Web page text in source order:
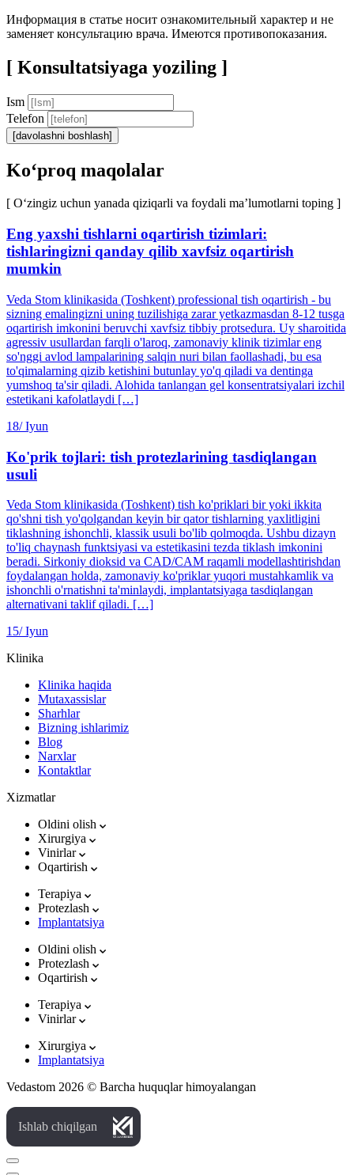
Информация в статье носит ознакомительный характер и не
заменяет консультацию врача. Имеются противопоказания.
[ Konsultatsiyaga yoziling ]
Ism
Telefon
[davolashni boshlash]
Ko‘proq maqolalar
[ O‘zingiz uchun yanada qiziqarli va foydali ma’lumotlarni toping ]
Eng yaxshi tishlarni oqartirish tizimlari:
tishlaringizni qanday qilib xavfsiz oqartirish
mumkin
Veda Stom klinikasida (Toshkent) professional tish oqartirish - bu
sizning emalingizni uning tuzilishiga zarar yetkazmasdan 8-12 tusga
oqartirish imkonini beruvchi xavfsiz tibbiy protsedura. Uy sharoitida
agressiv usullardan farqli o'laroq, zamonaviy klinik tizimlar eng
so'nggi avlod lampalarining salqin nuri bilan faollashadi, bu esa
to'qimalarning qizib ketishini butunlay yo'q qiladi va dentinga
yumshoq ta'sir qiladi. Alohida tanlangan gel konsentratsiyalari izchil
estetikani kafolatlaydi […]
18/ Iyun
Ko'prik tojlari: tish protezlarining tasdiqlangan
usuli
Veda Stom klinikasida (Toshkent) tish ko'priklari bir yoki ikkita
qo'shni tish yo'qolgandan keyin bir qator tishlarning yaxlitligini
tiklashning ishonchli, klassik usuli bo'lib qolmoqda. Ushbu dizayn
to'liq chaynash funktsiyasi va estetikasini tezda tiklash imkonini
beradi. Sirkoniy dioksid va CAD/CAM raqamli modellashtirishdan
foydalangan holda, zamonaviy ko'priklar yuqori mustahkamlik va
ishonchli o'rnatishni ta'minlaydi, implantatsiyaga tasdiqlangan
alternativani taklif qiladi. […]
15/ Iyun
Klinika
Klinika haqida
Mutaxassislar
Sharhlar
Bizning ishlarimiz
Blog
Narxlar
Kontaktlar
Xizmatlar
Oldini olish
Xirurgiya
Vinirlar
Oqartirish
Terapiya
Protezlash
Implantatsiya
Oldini olish
Protezlash
Oqartirish
Terapiya
Vinirlar
Xirurgiya
Implantatsiya
Vedastom 2026 © Barcha huquqlar himoyalangan
Ishlab chiqilgan